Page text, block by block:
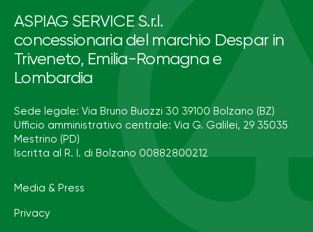
ASPIAG SERVICE S.r.l.
concessionaria del marchio Despar in
Triveneto, Emilia-Romagna e
Lombardia
Sede legale: Via Bruno Buozzi 30 39100 Bolzano (BZ)
Ufficio amministrativo centrale: Via G. Galilei, 29 35035
Mestrino (PD)
Iscritta al R. I. di Bolzano 00882800212
Media & Press
Privacy